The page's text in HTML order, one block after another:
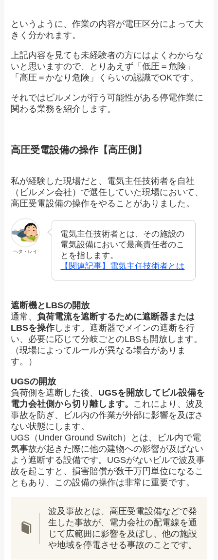
というように、作業の内容が電圧区分によって大
きく分かれます。
上記内容を見ても未経験者の方にはよくわからな
いと思いますので、とりあえず「低圧＝危険」
「高圧＝かなり危険」くらいの認識でOKです。
それではビルメンが行う可能性がある停電作業に
関わる業務を紹介します。
高圧受電設備の操作【高圧側】
私が経験した現場だと、電気主任技術者を自社
（ビルメン会社）で選任していた現場において、
高圧受電設備の操作をやることがありました。
ヘタ・レイ
電気主任技術者とは、その施設の
電気設備において最高責任者のこ
とを指します。
【関連記事】電気主任技術者とは
遮断機とLBSの開放
通常、負荷電流を遮断するために遮断器または
LBSを操作 します。遮断器でメインの遮断を行
い、必要に応じて分岐ごとのLBSも開放します。
（現場によってルールが異なる場合がありま
す。）
UGSの開放
負荷側を遮断した後、 UGSを開放してビル設備を
電力会社側から切り離します。 これにより、波及
事故を防ぎ、ビル内の作業が外部に影響を及ぼさ
ない状態にします。
UGS（Under Ground Switch）とは、ビル内で電
気事故が起きた際に他の建物への影響が及ばない
よう遮断する設備です。UGSがないビルで波及事
故を起こすと、損害賠償が数千万円単位になるこ
ともあり、この設備の操作は非常に重要です。
波及事故とは、高圧受電設備などで発
生した事故が、電力会社の配電線を通
じて広範囲に影響を及ぼし、他の施設
や地域を停電させる事故のことです。